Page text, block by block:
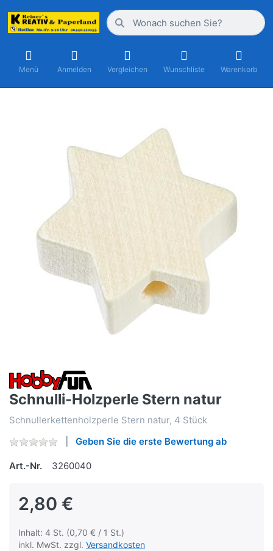
Menü Anmelden Vergleichen Wunschliste Warenkorb
Schnulli-Holzperle Stern natur
Schnullerkettenholzperle Stern natur, 4 Stück
Geben Sie die erste Bewertung ab
Art.-Nr. 3260040
2,80 €
Inhalt: 4 St. (0,70 € / 1 St.)
inkl. MwSt. zzgl. Versandkosten